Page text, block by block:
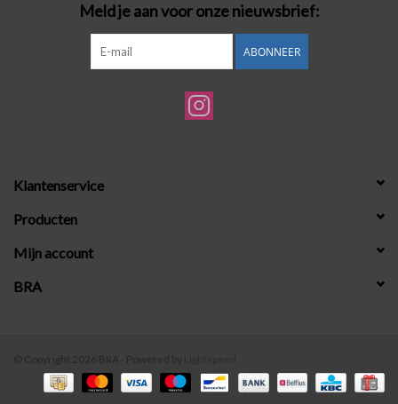
Meld je aan voor onze nieuwsbrief:
ABONNEER
Klantenservice
Producten
Mijn account
BRA
© Copyright 2026 BRA - Powered by